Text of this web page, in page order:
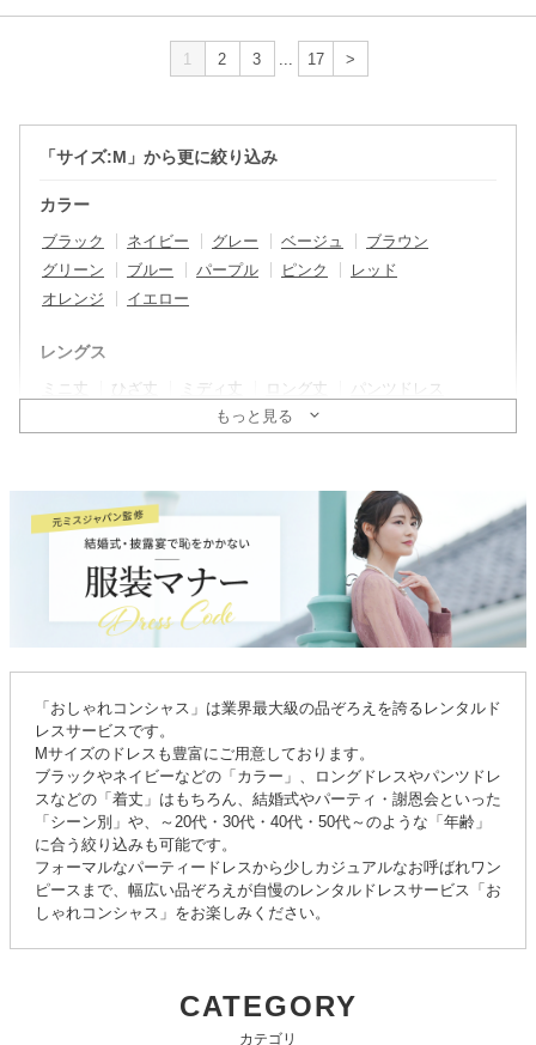
1 2 3 ... 17 >
「サイズ:M」から更に絞り込み
カラー
ブラック ネイビー グレー ベージュ
ブラウン
グリーン
ブルー パープル ピンク
レッド
オレンジ
イエロー
レングス
ミニ丈 ひざ丈 ミディ丈 ロング丈 パンツドレス
ドレスタイプ
親族列席におすすめ 新郎新婦の母親向け
マダムドレス
ゆったりシルエット
マタニティドレス
授乳OK
ヘアセット後の着用OK
レース
シーン
結婚式・二次会ゲスト パーティ
同窓会・謝恩会
顔合わせ・婚活
年代
〜20代 30代 40代 50代〜
もっと見る
「おしゃれコンシャス」は業界最大級の品ぞろえを誇るレンタルド
レスサービスです。
Mサイズのドレスも豊富にご用意しております。
ブラックやネイビーなどの「カラー」、ロングドレスやパンツドレ
スなどの「着丈」はもちろん、結婚式やパーティ・謝恩会といった
「シーン別」や、～20代・30代・40代・50代～のような「年齢」
に合う絞り込みも可能です。
フォーマルなパーティードレスから少しカジュアルなお呼ばれワン
ピースまで、幅広い品ぞろえが自慢のレンタルドレスサービス「お
しゃれコンシャス」をお楽しみください。
CATEGORY
カテゴリ